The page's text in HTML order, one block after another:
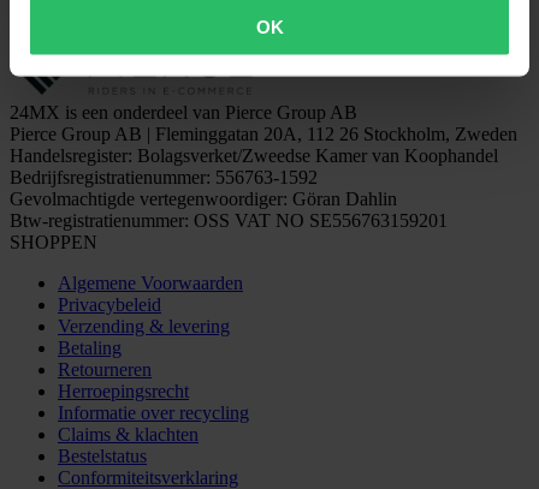
OK
24MX is een onderdeel van Pierce Group AB
Pierce Group AB | Fleminggatan 20A, 112 26 Stockholm, Zweden
Handelsregister: Bolagsverket/Zweedse Kamer van Koophandel
Bedrijfsregistratienummer: 556763-1592
Gevolmachtigde vertegenwoordiger: Göran Dahlin
Btw-registratienummer: OSS VAT NO SE556763159201
SHOPPEN
Algemene Voorwaarden
Privacybeleid
Verzending & levering
Betaling
Retourneren
Herroepingsrecht
Informatie over recycling
Claims & klachten
Bestelstatus
Conformiteitsverklaring